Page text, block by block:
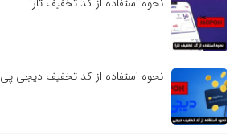
نحوه استفاده از کد تخفیف تارا
نحوه استفاده از کد تخفیف دیجی پی